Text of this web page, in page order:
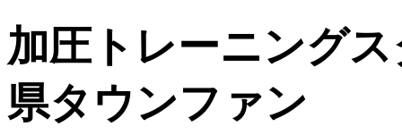
加圧トレーニング
県タウンファン